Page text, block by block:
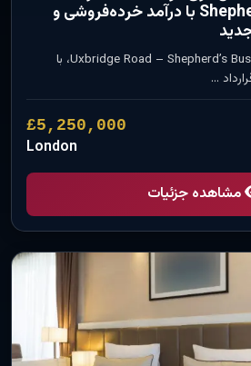
Shepherd’s Bush London با درآمد خرده‌فروشی و
هتل ۱۹ اتاقه در Uxbridge Road – Shepherd’s Bush London، با
…
£5,250,000
London
مشاهده جزئیات